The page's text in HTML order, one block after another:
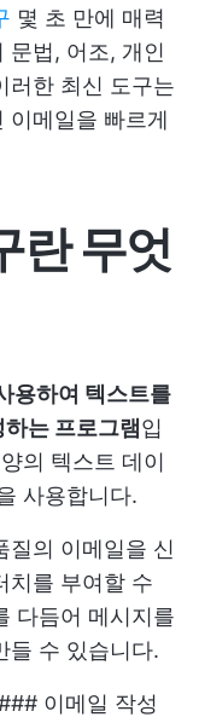
몇 초 만에 매력
문법, 어조, 개인
러한 최신 도구는
이메일을 빠르게
란 무엇
용하여 텍스트를
는 프로그램입
의 텍스트 데이
사용합니다.
질의 이메일을 신
치를 부여할 수
다듬어 메시지를
들 수 있습니다.
이메일 작성